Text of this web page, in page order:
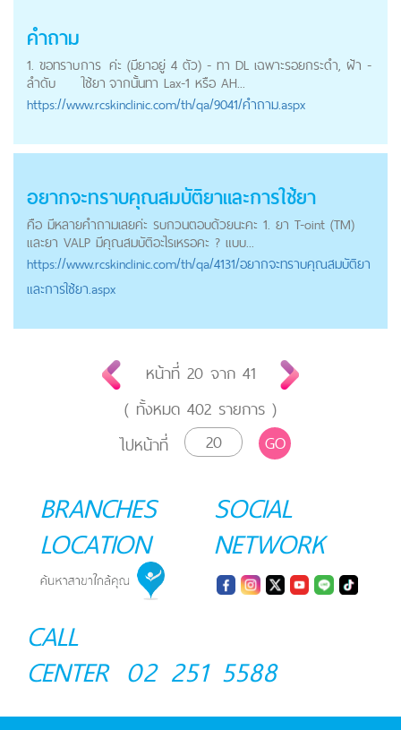
คำถาม
1. ขอทราบ
ลำดับ
การ
ใช้ยา
ค่ะ (มียาอยู่ 4 ตัว) - ทา DL เฉพาะรอยกระดำ, ฝ้า -
จากนั้นทา Lax-1 หรือ AH...
https://www.rcskinclinic.com/th/qa/9041/คำถาม.aspx
อยากจะทราบคุณสมบัติยาและการใช้ยา
คือ มีหลายคำถามเลยค่ะ รบกวนตอบด้วยนะคะ 1. ยา T-oint (TM)
และยา VALP มีคุณสมบัติอะไรเหรอคะ ? แบบ...
https://www.rcskinclinic.com/th/qa/4131/อยากจะทราบคุณสมบัติยา
และการใช้ยา.aspx
หน้าที่ 20 จาก 41
( ทั้งหมด 402 รายการ )
ไปหน้าที่
GO
BRANCHES
LOCATION
SOCIAL
NETWORK
CALL
CENTER 02 251 5588